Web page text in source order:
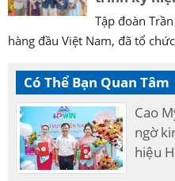
Tập đoàn
hàng đầu Việt Nam, đã tổ
Có Thể Bạn Quan Tâm
Cao
ngờ
hiệu